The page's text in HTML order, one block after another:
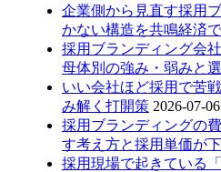
企業側から見直す採用
かない構造を共鳴経済
採用ブランディング会
母体別の強み・弱みと
いい会社ほど採用で苦
み解く打開策 2026-07-06
採用ブランディングの
す考え方と採用単価が
採用現場で起きている